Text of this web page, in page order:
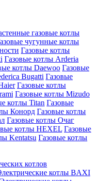
газовые котлы
чугунные котлы
Газовые котлы
Газовые котлы Arderia
котлы Daewoo Газовые
Bugatti Газовые
Газовые котлы
Газовые котлы Mizudo
котлы Titan Газовые
Конорд Газовые котлы
Газовые котлы Очаг
котлы HEXEL Газовые
Kentatsu Газовые котлы
котлов
котлы BAXI